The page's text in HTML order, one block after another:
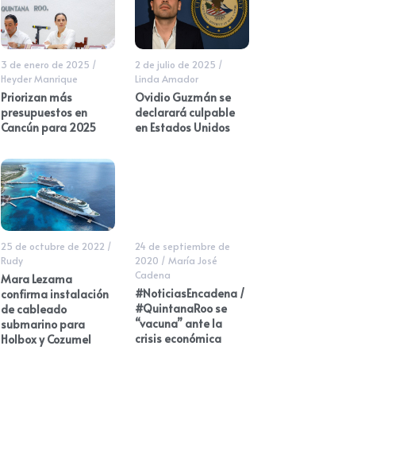
3 de enero de 2025 /
Heyder Manrique
Priorizan más
presupuestos en
Cancún para 2025
2 de julio de 2025 /
Linda Amador
Ovidio Guzmán se
declarará culpable
en Estados Unidos
25 de octubre de 2022 /
Rudy
Mara Lezama
confirma instalación
de cableado
submarino para
Holbox y Cozumel
24 de septiembre de
2020 / María José
Cadena
#NoticiasEncadena /
#QuintanaRoo se
“vacuna” ante la
crisis económica